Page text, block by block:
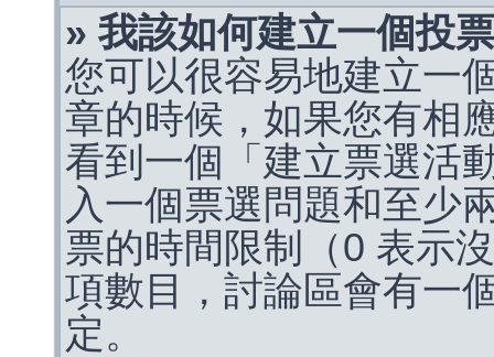
» 我該如何建立一個投
您可以很容易地建立一
章的時候，如果您有相
看到一個「建立票選活
入一個票選問題和至少
票的時間限制（0 表示
項數目，討論區會有一
定。